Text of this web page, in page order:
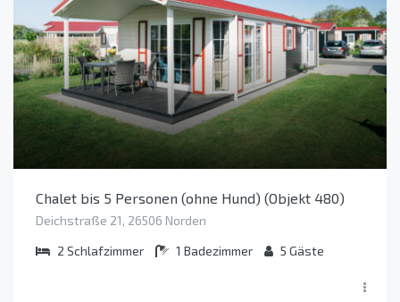
Chalet bis 5 Personen (ohne Hund) (Objekt 480)
Deichstraße 21, 26506 Norden
2 Schlafzimmer 1 Badezimmer 5 Gäste